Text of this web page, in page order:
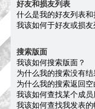
好友和损友列表
什么是我的好友列表和
我该如何于好友或损
搜索版面
我该如何搜索版面？
为什么我的搜索没有结
为什么我的搜索返回空
我该如何查找某个成员
我该如何查找我发表的